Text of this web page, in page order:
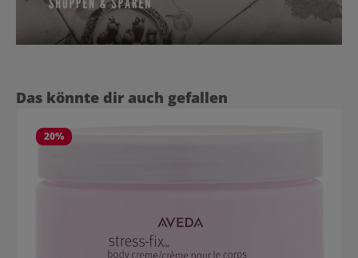
Produktgalerie überspringen
Das könnte dir auch gefallen
20%